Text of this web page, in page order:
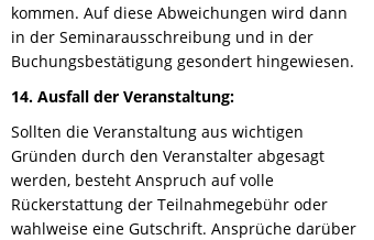
kommen. Auf diese Abweichungen wird dann
in der Seminarausschreibung und in der
Buchungsbestätigung gesondert hingewiesen.
14. Ausfall der Veranstaltung:
Sollten die Veranstaltung aus wichtigen
Gründen durch den Veranstalter abgesagt
werden, besteht Anspruch auf volle
Rückerstattung der Teilnahmegebühr oder
wahlweise eine Gutschrift. Ansprüche darüber